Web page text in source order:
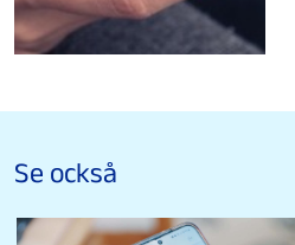
Se också